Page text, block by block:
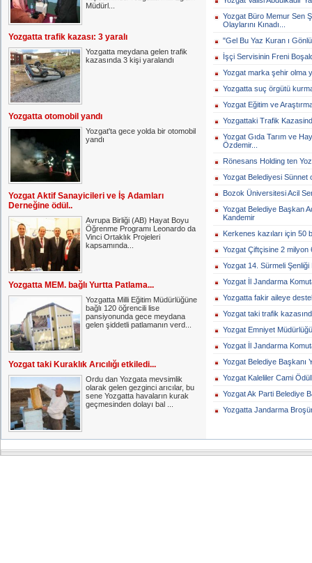
Müdürl...
Yozgatta trafik kazası: 3 yaralı
Yozgatta meydana gelen trafik
kazasında 3 kişi yaralandı
Yozgatta otomobil yandı
Yozgat'ta gece yolda bir otomobil
yandı
Yozgat Aktif Sanayicileri ve İş Adamları
Derneğine ödül..
Avrupa Birliği (AB) Hayat Boyu
Öğrenme Programı Leonardo da
Vinci Ortaklık Projeleri
kapsamında...
Yozgatta MEM. bağlı Yurtta Patlama...
Yozgatta Milli Eğitim Müdürlüğüne
bağlı 120 öğrencili lise
pansiyonunda gece meydana
gelen şiddetli patlamanın verd...
Yozgat taki Kuraklık Arıcılığı etkiledi...
Ordu dan Yozgata mevsimlik
olarak gelen gezginci arıcılar, bu
sene Yozgatta havaların kurak
geçmesinden dolayı bal ...
Yozgat Büro Memur Sen
Olaylarını Kınadı...
"Gel Bu Yaz Kuran ı
İşçi Servisinin Freni
Yozgat marka şehir olma
Yozgatta suç örgütü
Yozgat Eğitim ve
Yozgattaki Trafik
Yozgat Gıda Tarım ve
Özdemir...
Rönesans Holding ten
Yozgat Belediyesi Sünnet
Bozok Üniversitesi Acil
Yozgat Belediye Başkan
Kandemir
Kerkenes kazıları için 50
Yozgat Çiftçisine 2 milyon
Yozgat 14. Sürmeli Şenliği
Yozgat İl Jandarma
Yozgatta fakir aileye
Yozgat taki trafik
Yozgat Emniyet
Yozgat İl Jandarma
Yozgat Belediye Başkanı
Yozgat Kaleliler Cami
Yozgat Ak Parti Belediye
Yozgatta Jandarma